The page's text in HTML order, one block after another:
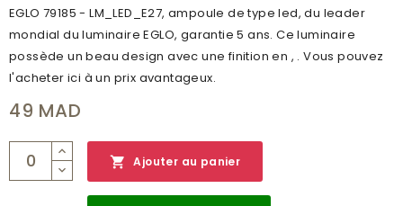
EGLO 79185 - LM_LED_E27, ampoule de type led, du leader
mondial du luminaire EGLO, garantie 5 ans. Ce luminaire
possède un beau design avec une finition en , . Vous pouvez
l'acheter ici à un prix avantageux.
49 MAD
 Ajouter au panier